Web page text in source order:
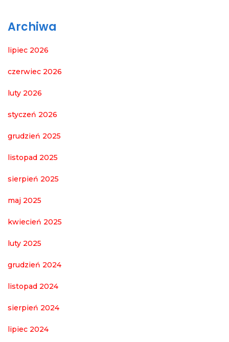
Archiwa
lipiec 2026
czerwiec 2026
luty 2026
styczeń 2026
grudzień 2025
listopad 2025
sierpień 2025
maj 2025
kwiecień 2025
luty 2025
grudzień 2024
listopad 2024
sierpień 2024
lipiec 2024